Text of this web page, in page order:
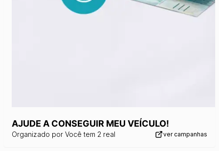
AJUDE A CONSEGUIR MEU VEÍCULO!
Organizado por Você tem 2 real ver campanhas